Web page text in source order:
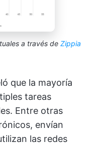
a través de Zippia
que la mayoría
tareas
Entre otras
envían
las redes